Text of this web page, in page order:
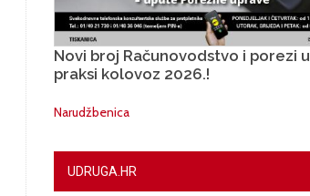
Novi broj Računovodstvo i porezi u
praksi kolovoz 2026.!
Narudžbenica
UDRUGA.HR